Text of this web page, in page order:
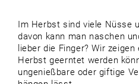
Im Herbst sind viele Nüsse
davon kann man naschen
lieber die Finger? Wir
Herbst geerntet werden
ungenießbare oder giftige